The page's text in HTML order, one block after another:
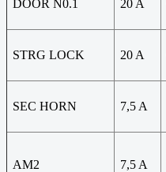
DOOR N0.1 20 A
STRG LOCK 20 A
SEC HORN 7,5 A
AM2 7,5 A